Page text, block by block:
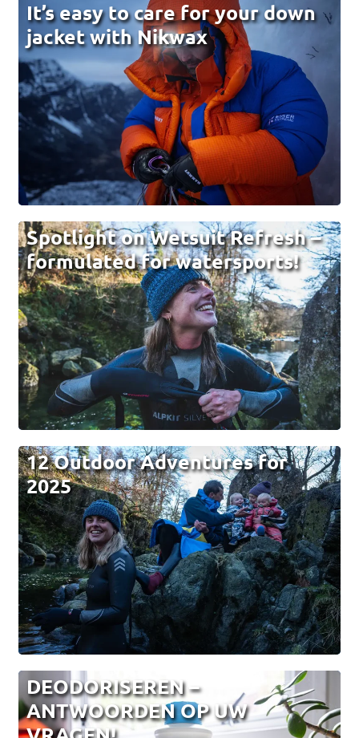
It’s easy to care for your down
jacket with Nikwax
Spotlight on Wetsuit Refresh –
formulated for watersports!
12 Outdoor Adventures for
2025
DEODORISEREN –
ANTWOORDEN OP UW